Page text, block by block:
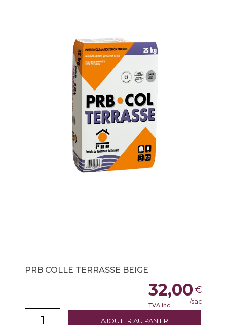
PRB COLLE TERRASSE BEIGE
AJOUTER AU PANIER
32,00€
TVA inc. /sac